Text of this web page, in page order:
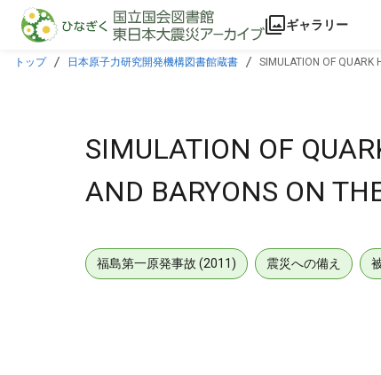
本文に飛ぶ
ギャラリー
トップ 日本原子力研究開発機構図書館蔵書 SIMULATION OF QUARK
SIMULATION OF
AND BARYONS ON
福島第一原発事故 (2011) 震災への備え